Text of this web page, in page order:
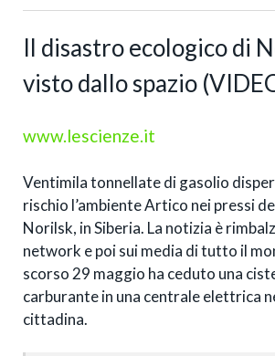
Il disastro ecologico di
visto dallo spazio
www.lescienze.it
Ventimila tonnellate di gasolio
rischio l’ambiente Artico nei pressi
Norilsk, in Siberia. La notizia è
network e poi sui media di tutto il
scorso 29 maggio ha ceduto una
carburante in una centrale elettrica
cittadina.